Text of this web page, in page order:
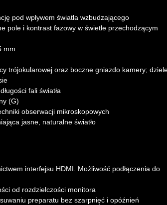
pod wpływem światła wzbudzającego
pole i kontrast fazowy w świetle przechodzącym
mm
trójokularowej oraz boczne gniazdo kamery;
fali światła
(G)
obserwacji mikroskopowych
jasne, naturalne światło
interfejsu HDMI. Możliwość podłączenia do
od rozdzielczości monitora
preparatu bez szarpnięć i opóźnień